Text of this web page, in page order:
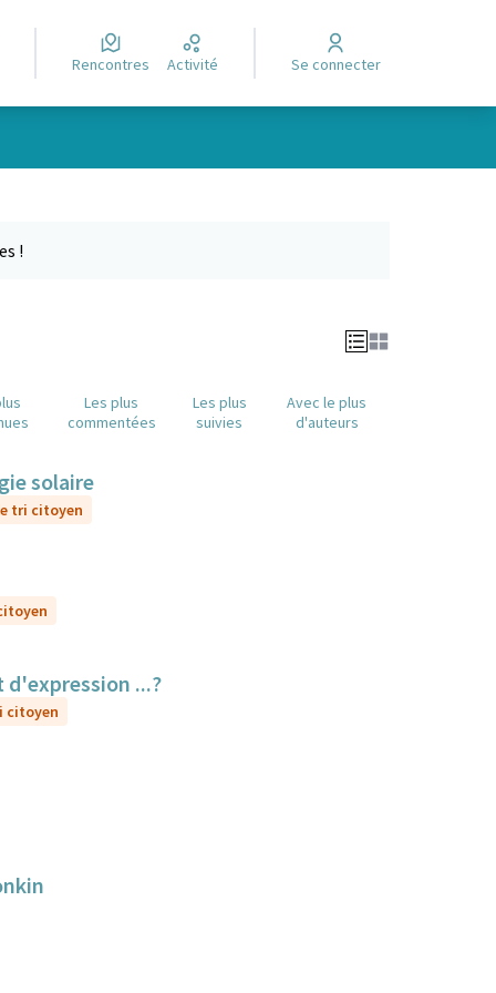
Rencontres Activité Se connecter
!
Les plus
commentées
Les plus
suivies
Avec le plus
d'auteurs
solaire
tri citoyen
d'expression ...?
citoyen